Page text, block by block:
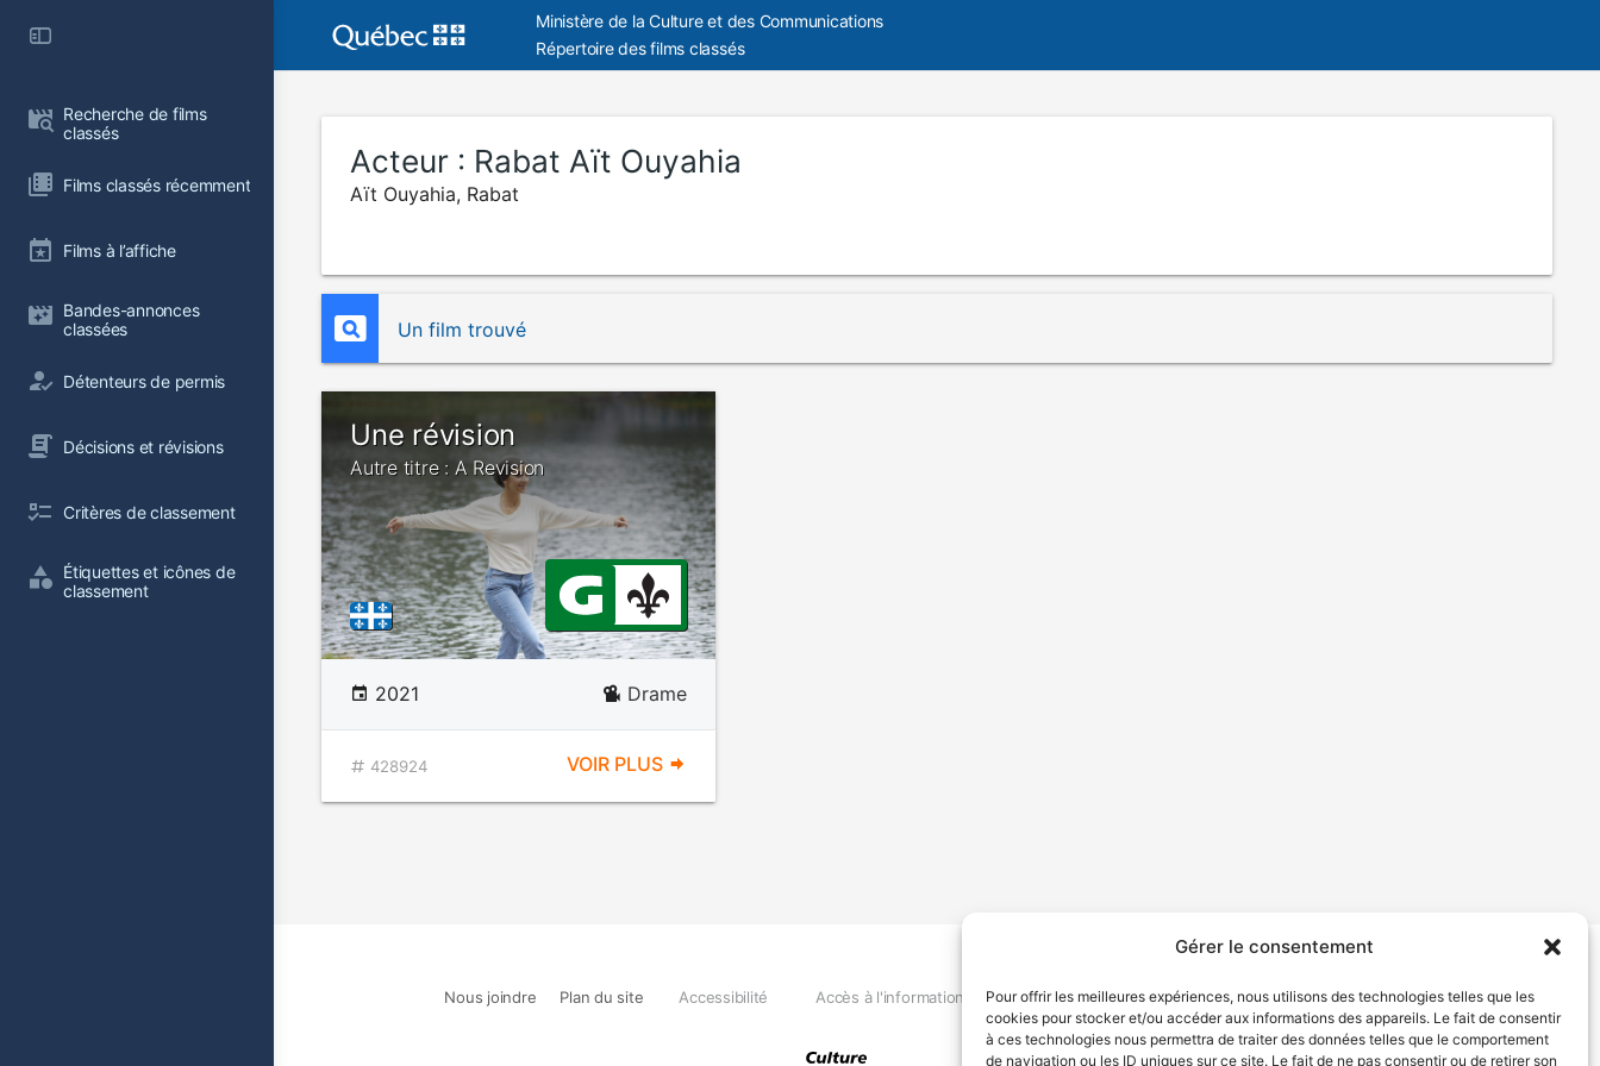
Gérer le consentement
Pour offrir les meilleures expériences, nous utilisons des technologies telles que les
cookies pour stocker et/ou accéder aux informations des appareils. Le fait de consentir
à ces technologies nous permettra de traiter des données telles que le comportement
de navigation ou les ID uniques sur ce site. Le fait de ne pas consentir ou de retirer son
Recherche de films
classés
Films classés récemment
Films à l’affiche
Bandes-annonces
classées
Détenteurs de permis
Décisions et révisions
Critères de classement
Étiquettes et icônes de
classement
Ministère de la Culture et des Communications
Répertoire des films classés
Acteur : Rabat Aït Ouyahia
Aït Ouyahia, Rabat
Un film trouvé
Une révision
Autre titre : A Revision
2021 Drame
428924 VOIR PLUS
Nous joindre Plan du site Accessibilité Accès à l'information Déclaration de services Politique de confidentialité